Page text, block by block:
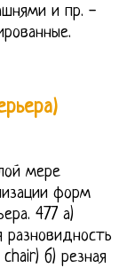
и пр. -
мере
форм
477 а)
разновидность
б) резная